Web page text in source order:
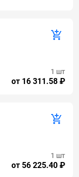
от 16 311.58 ₽
1 шт
от 56 225.40 ₽
1 шт